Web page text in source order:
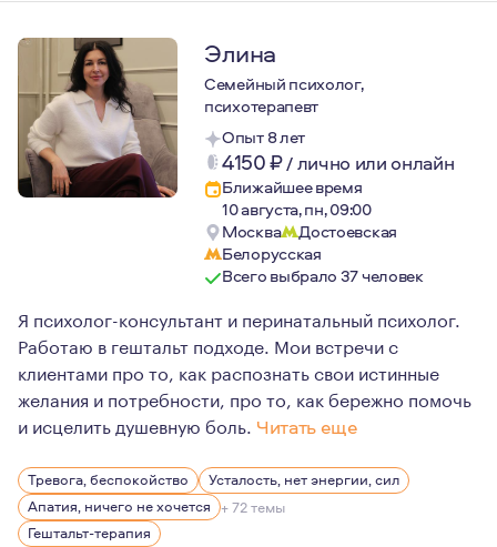
Элина
Семейный психолог,
психотерапевт
Опыт 8 лет
4150₽/лично или онлайн
Ближайшее время
10 августа, пн, 09:00
Москва
Достоевская
Белорусская
Всего выбрало 37 человек
Я психолог-консультант и перинатальный психолог.
Работаю в гештальт подходе. Мои встречи с
клиентами про то, как распознать свои истинные
желания и потребности, про то, как бережно помочь
и исцелить душевную боль. Читать еще
Я на своем опыте убедилась насколько действенна
Я непрерывно продолжаю учиться и развиваться в
Я замужем 13 лет. Воспитываю двоих сыновей, которым
Тревога, беспокойство
Усталость, нет энергии, сил
Апатия, ничего не хочется + 72 темы
Гештальт-терапия